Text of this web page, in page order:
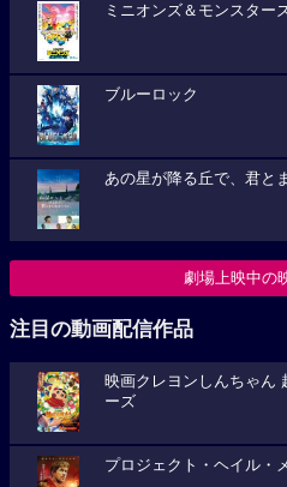
ミニオンズ＆モンスター
ブルーロック
あの星が降る丘で、君と
劇場上映中の
注目の動画配信作品
映画クレヨンしんちゃん
ーズ
プロジェクト・ヘイル・